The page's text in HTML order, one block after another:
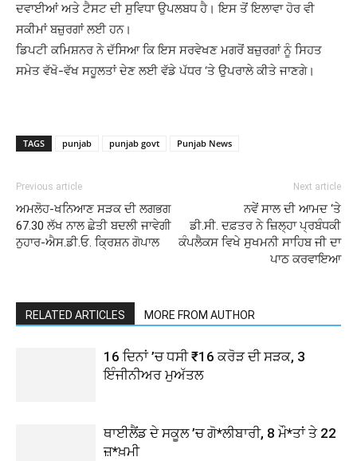
ਦਵਾਈਆਂ ਅਤੇ ਟੈਸਟ ਦੀ ਸੁਵਿਧਾ ਉਪਲਬਧ ਹੈ। ਇਸ ਤੋਂ ਇਲਾਵਾ ਹੋਰ ਵੀ
ਸਕੀਮਾਂ ਬਜ਼ੁਰਗਾਂ ਲਈ ਹਨ।
ਡਿਪਟੀ ਕਮਿਸ਼ਨਰ ਨੇ ਦੱਸਿਆ ਕਿ ਇਸ ਸਰਵੇਖਣ ਮਗਰੋਂ ਬਜ਼ੁਰਗਾਂ ਨੂੰ ਸਿਹਤ
ਸਮੇਤ ਵੱਖੋ-ਵੱਖ ਸਹੂਲਤਾਂ ਦੇਣ ਲਈ ਵੱਡੇ ਪੱਧਰ ‘ਤੇ ਉਪਰਾਲੇ ਕੀਤੇ ਜਾਣਗੇ।
TAGS punjab punjab govt Punjab News
Previous article
ਅਮਲੋਹ-ਖਨਿਆਣ ਸੜਕ ਦੀ ਲਗਭਗ
67.30 ਲੱਖ ਨਾਲ ਛੇਤੀ ਬਦਲੀ ਜਾਵੇਗੀ
ਨੁਹਾਰ-ਐਸ.ਡੀ.ਓ. ਕ੍ਰਿਸ਼ਨ ਗੋਪਾਲ
Next article
ਨਵੇਂ ਸਾਲ ਦੀ ਆਮਦ ‘ਤੇ
ਡੀ.ਸੀ. ਦਫ਼ਤਰ ਨੇ ਜ਼ਿਲ੍ਹਾ ਪ੍ਰਬੰਧਕੀ
ਕੰਪਲੈਕਸ ਵਿਖੇ ਸੁਖਮਨੀ ਸਾਹਿਬ ਜੀ ਦਾ
ਪਾਠ ਕਰਵਾਇਆ
RELATED ARTICLES MORE FROM AUTHOR
16 ਦਿਨਾਂ ’ਚ ਧਸੀ ₹16 ਕਰੋੜ ਦੀ ਸੜਕ, 3
ਇੰਜੀਨੀਅਰ ਮੁਅੱਤਲ
ਥਾਈਲੈਂਡ ਦੇ ਸਕੂਲ ’ਚ ਗੋ*ਲੀਬਾਰੀ, 8 ਮੌ*ਤਾਂ ਤੇ 22
ਜ਼*ਖ਼ਮੀ